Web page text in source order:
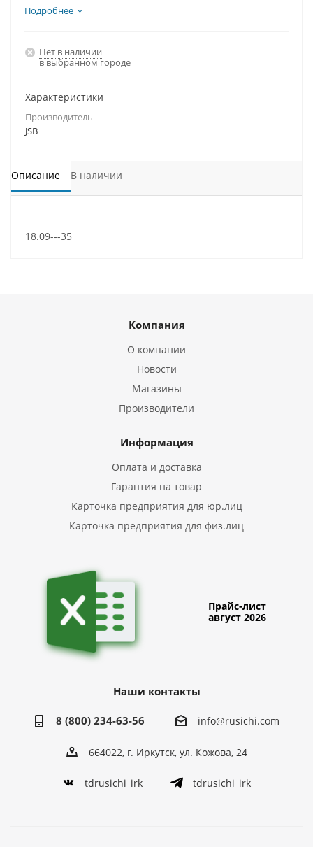
Подробнее
Нет в наличии
в выбранном городе
Характеристики
Производитель
JSB
Описание В наличии
18.09---35
Компания
О компании
Новости
Магазины
Производители
Информация
Оплата и доставка
Гарантия на товар
Карточка предприятия для юр.лиц
Карточка предприятия для физ.лиц
Прайс-лист
август 2026
Наши контакты
8 (800) 234-63-56 info@rusichi.com
664022, г. Иркутск, ул. Кожова, 24
tdrusichi_irk tdrusichi_irk